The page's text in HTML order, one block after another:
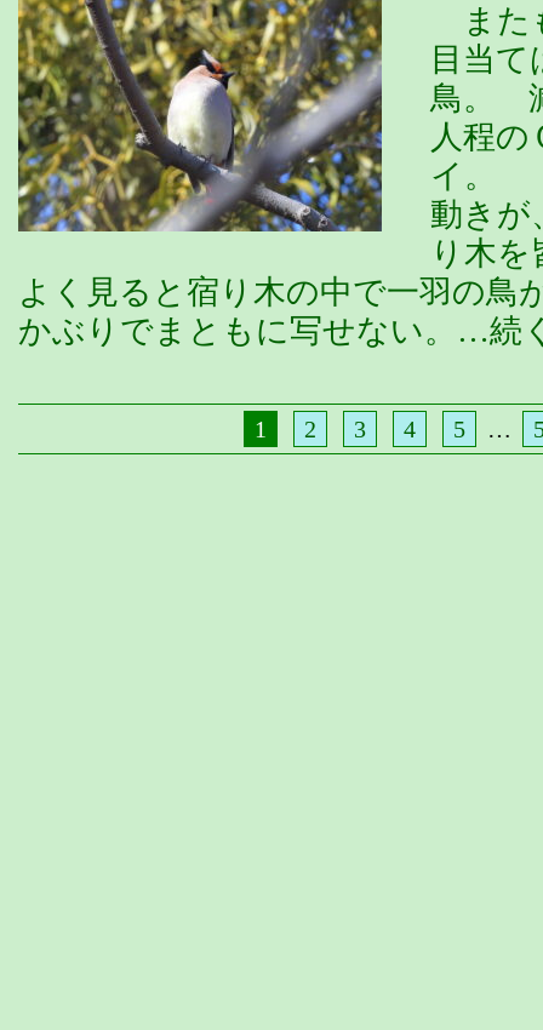
また
目当て
鳥。
人程
イ。
動きが
り木
よく見ると宿り木の中で一羽の
かぶりでまともに写せない。…続
1 2 3 4 5 …